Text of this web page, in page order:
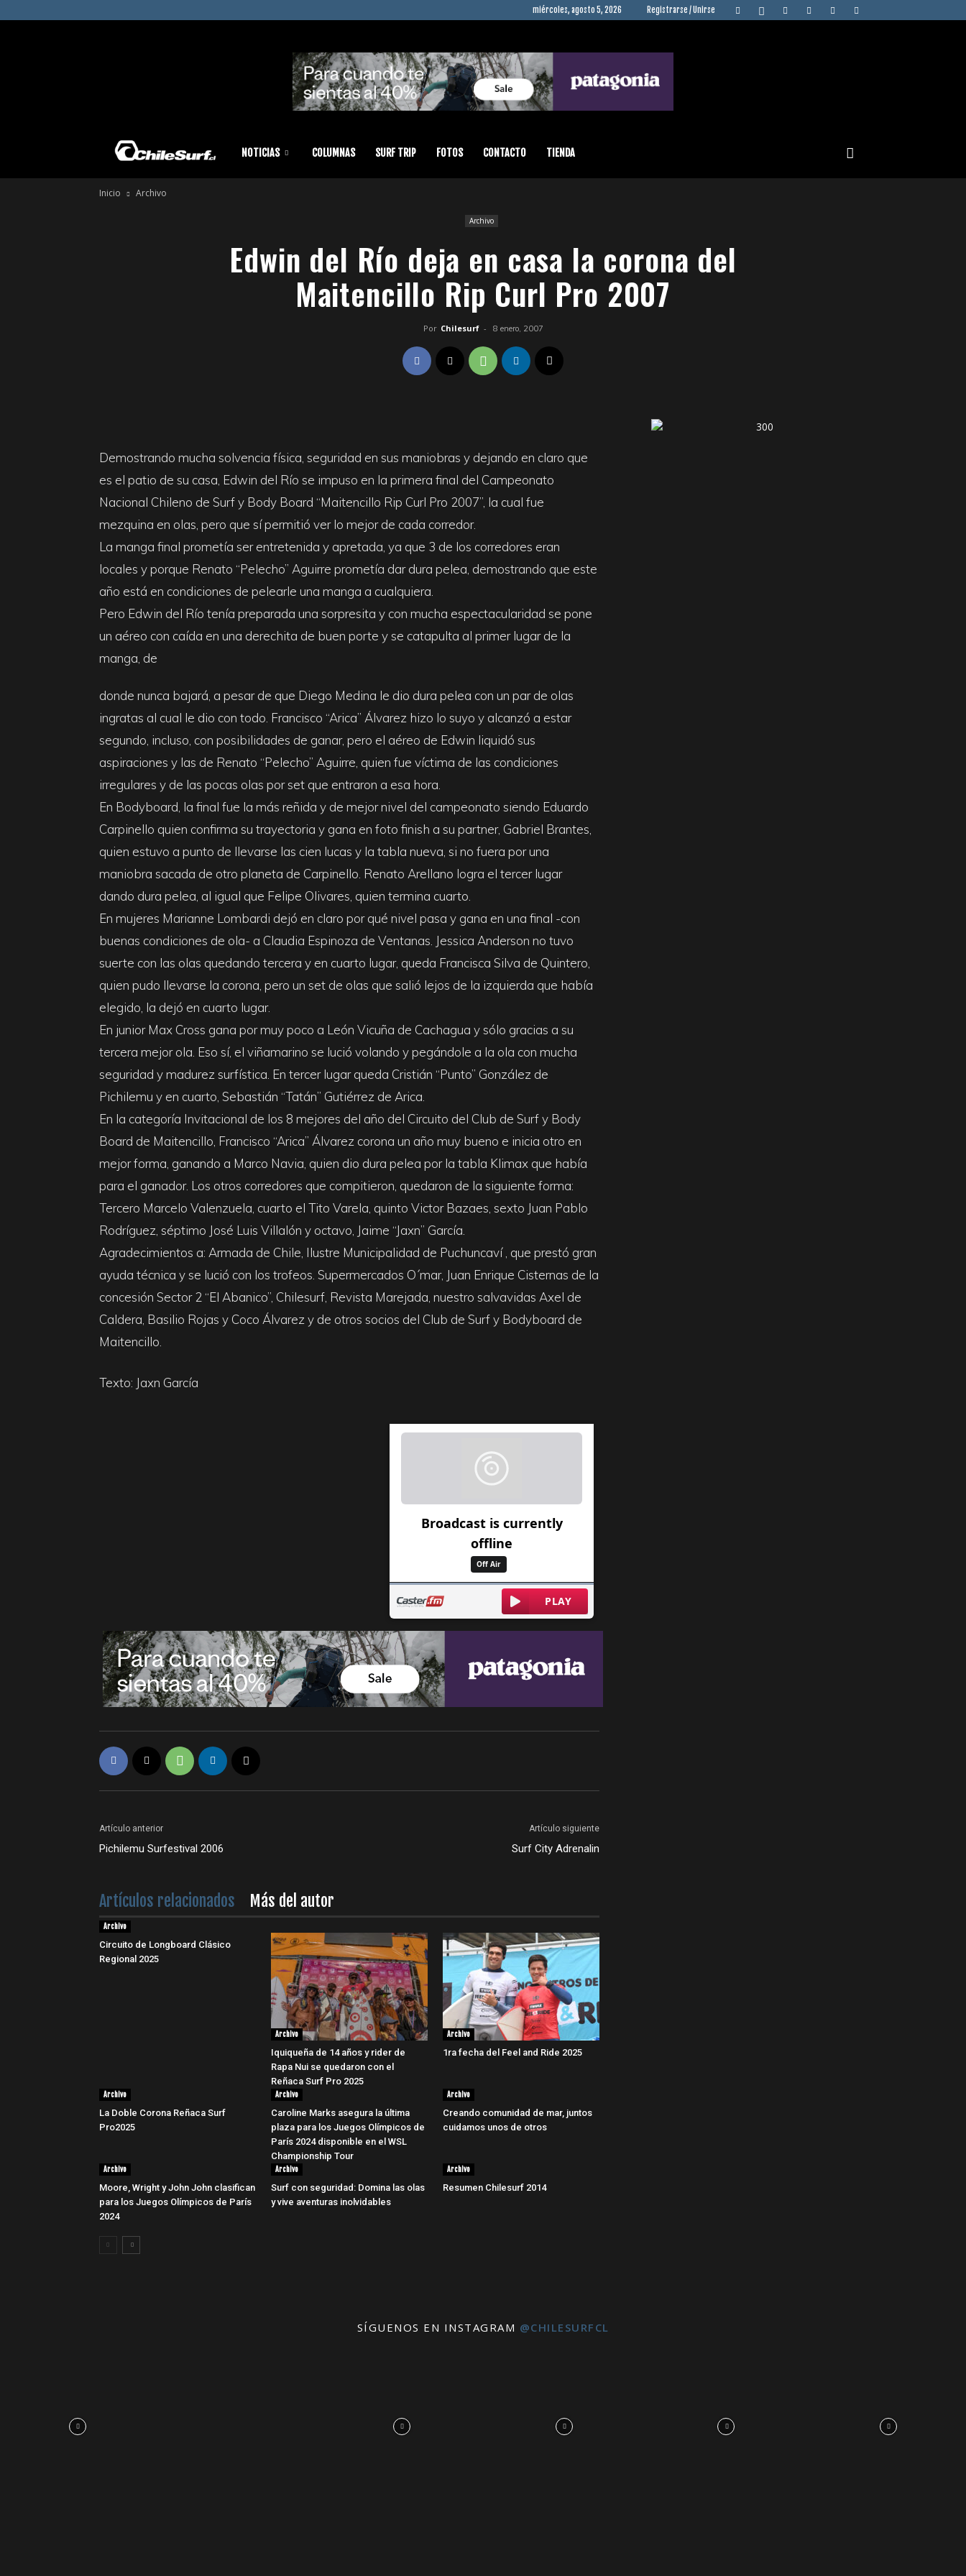
miércoles, agosto 5, 2026 Registrarse / Unirse
Chilesurf
Surf
Report
NOTICIAS COLUMNAS SURF TRIP FOTOS CONTACTO TIENDA
Inicio Archivo
Archivo
Edwin del Río deja en casa la corona del
Maitencillo Rip Curl Pro 2007
Por Chilesurf - 8 enero, 2007
Demostrando mucha solvencia física, seguridad en sus maniobras y dejando en claro que
es el patio de su casa, Edwin del Río se impuso en la primera final del Campeonato
Nacional Chileno de Surf y Body Board “Maitencillo Rip Curl Pro 2007”, la cual fue
mezquina en olas, pero que sí permitió ver lo mejor de cada corredor.
La manga final prometía ser entretenida y apretada, ya que 3 de los corredores eran
locales y porque Renato “Pelecho” Aguirre prometía dar dura pelea, demostrando que este
año está en condiciones de pelearle una manga a cualquiera.
Pero Edwin del Río tenía preparada una sorpresita y con mucha espectacularidad se pone
un aéreo con caída en una derechita de buen porte y se catapulta al primer lugar de la
manga, de
donde nunca bajará, a pesar de que Diego Medina le dio dura pelea con un par de olas
ingratas al cual le dio con todo. Francisco “Arica” Álvarez hizo lo suyo y alcanzó a estar
segundo, incluso, con posibilidades de ganar, pero el aéreo de Edwin liquidó sus
aspiraciones y las de Renato “Pelecho” Aguirre, quien fue víctima de las condiciones
irregulares y de las pocas olas por set que entraron a esa hora.
En Bodyboard, la final fue la más reñida y de mejor nivel del campeonato siendo Eduardo
Carpinello quien confirma su trayectoria y gana en foto finish a su partner, Gabriel Brantes,
quien estuvo a punto de llevarse las cien lucas y la tabla nueva, si no fuera por una
maniobra sacada de otro planeta de Carpinello. Renato Arellano logra el tercer lugar
dando dura pelea, al igual que Felipe Olivares, quien termina cuarto.
En mujeres Marianne Lombardi dejó en claro por qué nivel pasa y gana en una final -con
buenas condiciones de ola- a Claudia Espinoza de Ventanas. Jessica Anderson no tuvo
suerte con las olas quedando tercera y en cuarto lugar, queda Francisca Silva de Quintero,
quien pudo llevarse la corona, pero un set de olas que salió lejos de la izquierda que había
elegido, la dejó en cuarto lugar.
En junior Max Cross gana por muy poco a León Vicuña de Cachagua y sólo gracias a su
tercera mejor ola. Eso sí, el viñamarino se lució volando y pegándole a la ola con mucha
seguridad y madurez surfística. En tercer lugar queda Cristián “Punto” González de
Pichilemu y en cuarto, Sebastián “Tatán” Gutiérrez de Arica.
En la categoría Invitacional de los 8 mejores del año del Circuito del Club de Surf y Body
Board de Maitencillo, Francisco “Arica” Álvarez corona un año muy bueno e inicia otro en
mejor forma, ganando a Marco Navia, quien dio dura pelea por la tabla Klimax que había
para el ganador. Los otros corredores que compitieron, quedaron de la siguiente forma:
Tercero Marcelo Valenzuela, cuarto el Tito Varela, quinto Victor Bazaes, sexto Juan Pablo
Rodríguez, séptimo José Luis Villalón y octavo, Jaime “Jaxn” García.
Agradecimientos a: Armada de Chile, Ilustre Municipalidad de Puchuncaví , que prestó gran
ayuda técnica y se lució con los trofeos. Supermercados O´mar, Juan Enrique Cisternas de la
concesión Sector 2 “El Abanico”, Chilesurf, Revista Marejada, nuestro salvavidas Axel de
Caldera, Basilio Rojas y Coco Álvarez y de otros socios del Club de Surf y Bodyboard de
Maitencillo.
Texto: Jaxn García
Artículo anterior
Pichilemu Surfestival 2006
Artículo siguiente
Surf City Adrenalin
Artículos relacionados Más del autor
Archivo
Circuito de Longboard Clásico
Regional 2025
Archivo
Iquiqueña de 14 años y rider de
Rapa Nui se quedaron con el
Reñaca Surf Pro 2025
Archivo
1ra fecha del Feel and Ride 2025
Archivo
La Doble Corona Reñaca Surf
Pro2025
Archivo
Caroline Marks asegura la última
plaza para los Juegos Olímpicos de
París 2024 disponible en el WSL
Championship Tour
Archivo
Creando comunidad de mar, juntos
cuidamos unos de otros
Archivo
Moore, Wright y John John clasifican
para los Juegos Olímpicos de París
2024
Archivo
Surf con seguridad: Domina las olas
y vive aventuras inolvidables
Archivo
Resumen Chilesurf 2014
SÍGUENOS EN INSTAGRAM @CHILESURFCL